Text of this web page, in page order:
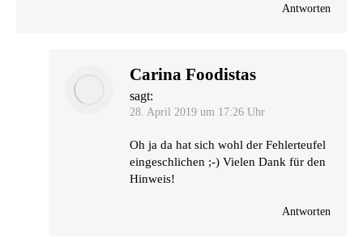
Antworten
Carina Foodistas
sagt:
28. April 2019 um 17:26 Uhr
Oh ja da hat sich wohl der Feh­ler­teu­fel
ein­ge­schli­chen ;-) Vie­len Dank für den
Hinweis!
Antworten